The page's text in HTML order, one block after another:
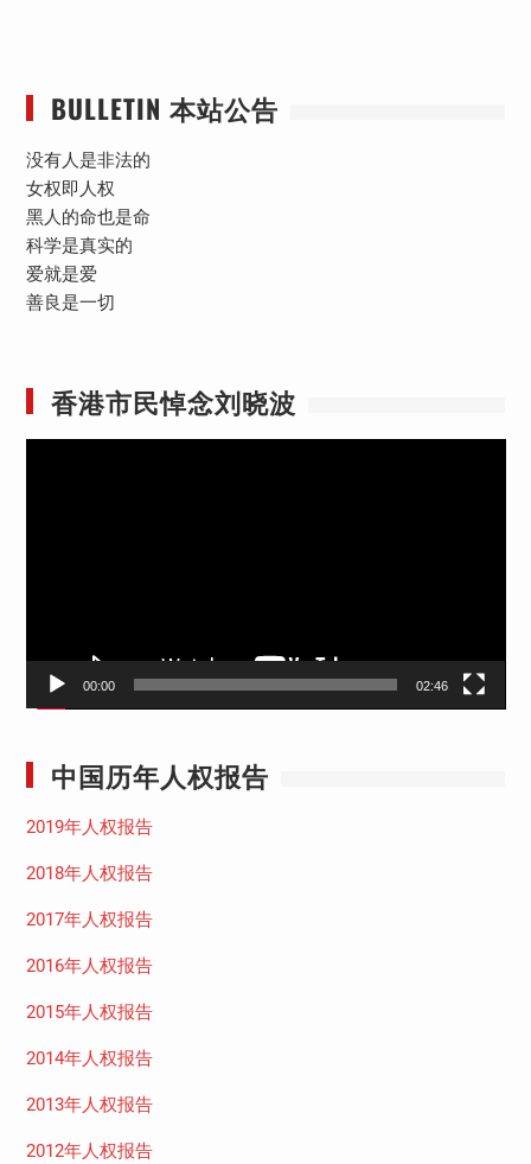
BULLETIN 本站公告
没有人是非法的
女权即人权
黑人的命也是命
科学是真实的
爱就是爱
善良是一切
香港市民悼念刘晓波
00:00 02:46
中国历年人权报告
2019年人权报告
2018年人权报告
2017年人权报告
2016年人权报告
2015年人权报告
2014年人权报告
2013年人权报告
2012年人权报告